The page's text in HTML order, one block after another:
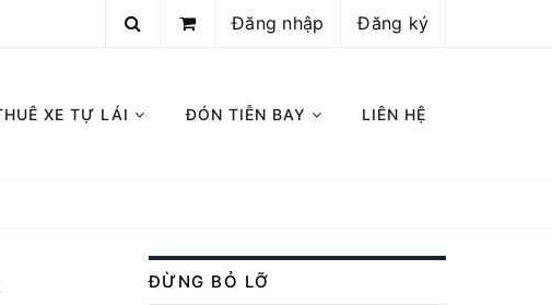
Đăng ký
Đăng nhập
XE TỰ LÁI ĐÓN TIỄN BAY LIÊN HỆ
ĐỪNG BỎ LỠ